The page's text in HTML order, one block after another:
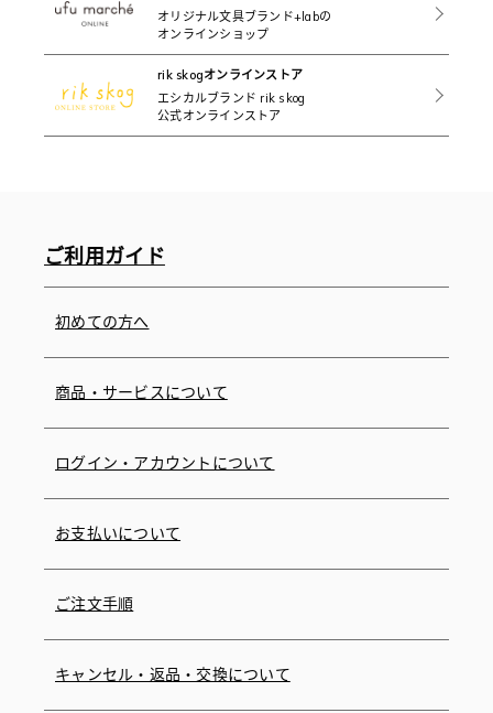
オリジナル文具ブランド+labの
オンラインショップ
rik skogオンラインストア
エシカルブランド rik skog
公式オンラインストア
ご利用ガイド
初めての方へ
商品・サービスについて
ログイン・アカウントについて
お支払いについて
ご注文手順
キャンセル・返品・交換について